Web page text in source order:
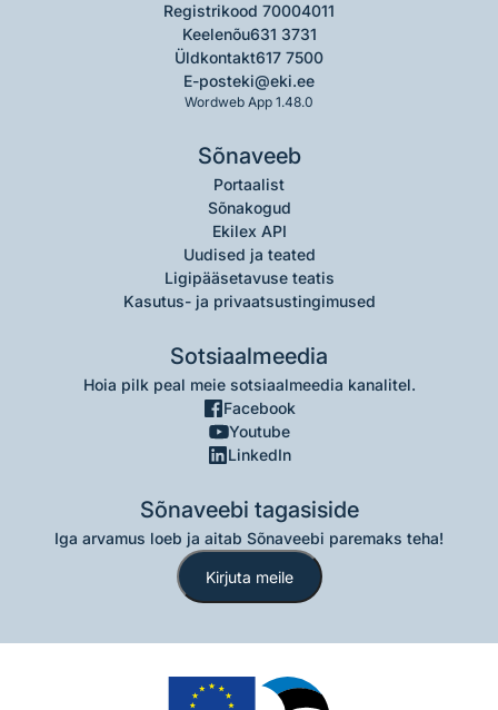
Registrikood 70004011
Keelenõu631 3731
Üldkontakt617 7500
E-posteki@eki.ee
Wordweb App 1.48.0
Sõnaveeb
Portaalist
Sõnakogud
Ekilex API
Uudised ja teated
Ligipääsetavuse teatis
Kasutus- ja privaatsustingimused
Sotsiaalmeedia
Hoia pilk peal meie sotsiaalmeedia kanalitel.
Facebook
Youtube
LinkedIn
Sõnaveebi tagasiside
Iga arvamus loeb ja aitab Sõnaveebi paremaks teha!
Kirjuta meile